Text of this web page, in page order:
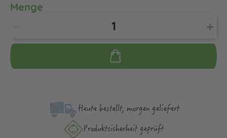
Menge
Heute bestellt, morgen geliefert
Produktsicher­heit geprüft